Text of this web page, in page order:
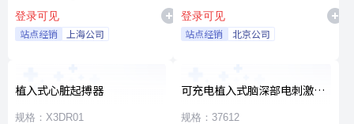
司
登录可见
站点经销 上海公司
登录可见
站点经销 北京公司
植入式心脏起搏器
规格：X3DR01
可充电植入式脑深部电刺激脉
冲发生器套件
规格：37612